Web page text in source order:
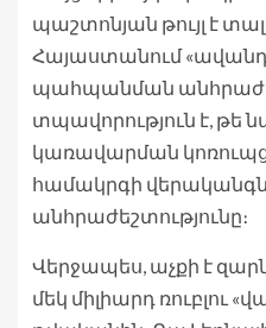
պաշտոնյան թույլ է
Հայաստանում
պահպանման
տպավորություն է, թե
կառավարման
համակրգի
անհրաժեշտությունը։
Վերջապես, աչքի է
մեկ միլիարդ ռուբլու